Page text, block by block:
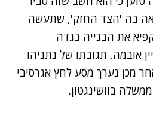
בה 'הצד החזק', שתעשה
את הבנייה בגדה
אובמה, תגובתו של נתניהו
מכן נערך מסע לחץ אגרסיבי
בוושינגטון.